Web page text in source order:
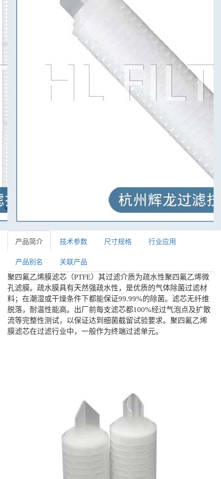
产品简介 技术参数 尺寸规格 行业应用
产品别名 关联产品
聚四氟乙烯膜滤芯（PTFE）其过滤介质为疏水性聚四氟乙烯微
孔滤膜。疏水膜具有天然强疏水性，是优质的气体除菌过滤材
料；在潮湿或干燥条件下都能保证99.99%的除菌。滤芯无纤维
脱落，耐温性能高。出厂前每支滤芯都100%经过气泡点及扩散
流等完整性测试，以保证达到细菌截留试验要求。聚四氟乙烯
膜滤芯在过滤行业中，一般作为终端过滤单元。